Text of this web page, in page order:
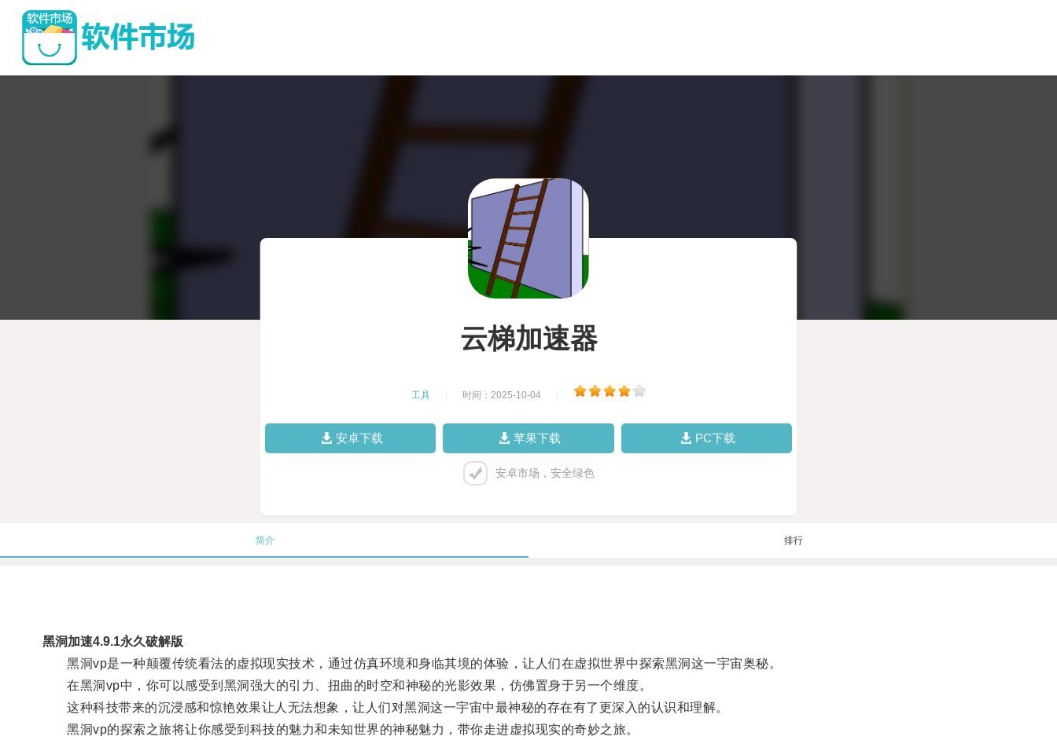
云梯加速器
工具 时间：2025-10-04
安卓下载 苹果下载 PC下载
安卓市场，安全绿色
简介 排行
黑洞加速4.9.1永久破解版
黑洞vp是一种颠覆传统看法的虚拟现实技术，通过仿真环境和身临其境的体验，让人们在虚拟世界中探索黑洞这一宇宙奥秘。
在黑洞vp中，你可以感受到黑洞强大的引力、扭曲的时空和神秘的光影效果，仿佛置身于另一个维度。
这种科技带来的沉浸感和惊艳效果让人无法想象，让人们对黑洞这一宇宙中最神秘的存在有了更深入的认识和理解。
黑洞vp的探索之旅将让你感受到科技的魅力和未知世界的神秘魅力，带你走进虚拟现实的奇妙之旅。